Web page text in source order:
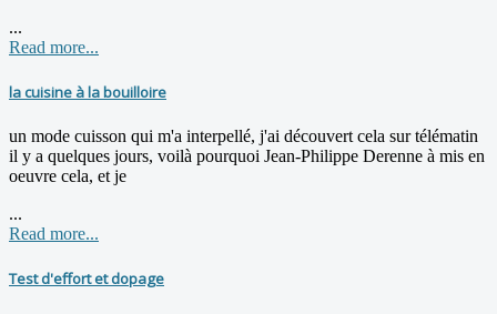
...
Read more...
la cuisine à la bouilloire
un mode cuisson qui m'a interpellé, j'ai découvert cela sur télématin
il y a quelques jours, voilà pourquoi Jean-Philippe Derenne à mis en
oeuvre cela, et je
...
Read more...
Test d'effort et dopage